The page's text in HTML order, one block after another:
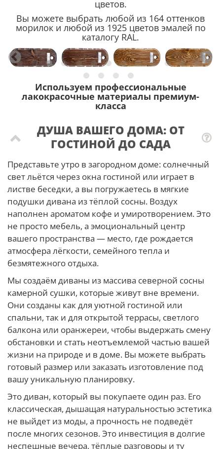
цветов.
Вы можете выбрать любой из 164 оттенков
морилок и любой из 1925 цветов эмалей по
каталогу RAL.
Используем профессиональные
лакокрасочные материалы премиум-
класса
ДУША ВАШЕГО ДОМА: ОТ
ГОСТИНОЙ ДО САДА
Представьте утро в загородном доме: солнечный
свет льётся через окна гостиной или играет в
листве беседки, а вы погружаетесь в мягкие
подушки дивана из тёплой сосны. Воздух
наполнен ароматом кофе и умиротворением. Это
не просто мебель, а эмоциональный центр
вашего пространства — место, где рождается
атмосфера лёгкости, семейного тепла и
безмятежного отдыха.
Мы создаём диваны из массива северной сосны
камерной сушки, которые живут вне времени.
Они созданы как для уютной гостиной или
спальни, так и для открытой террасы, светлого
балкона или оранжереи, чтобы выдержать смену
обстановки и стать неотъемлемой частью вашей
жизни на природе и в доме. Вы можете выбрать
готовый размер или заказать изготовление под
вашу уникальную планировку.
Это диван, который вы покупаете один раз. Его
классическая, дышащая натуральностью эстетика
не выйдет из моды, а прочность не подведёт
после многих сезонов. Это инвестиция в долгие
неспешные вечера, тёплые разговоры и ту